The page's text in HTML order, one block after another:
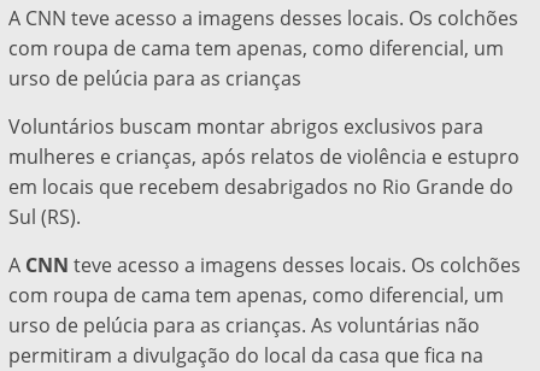
A CNN teve acesso a imagens desses locais. Os colchões
com roupa de cama tem apenas, como diferencial, um
urso de pelúcia para as crianças
Voluntários buscam montar abrigos exclusivos para
mulheres e crianças, após relatos de violência e estupro
em locais que recebem desabrigados no Rio Grande do
Sul (RS).
A CNN teve acesso a imagens desses locais. Os colchões
com roupa de cama tem apenas, como diferencial, um
urso de pelúcia para as crianças. As voluntárias não
permitiram a divulgação do local da casa que fica na